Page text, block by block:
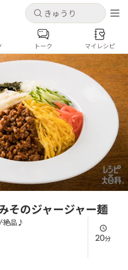
キャンセル
レシピを保存できます
わせ
キャンセル
コンテンツ
トマト
とうもろこし
が ゴーヤ
トーク マイレシピ
そのジャージャー麺
絶品♪
20分